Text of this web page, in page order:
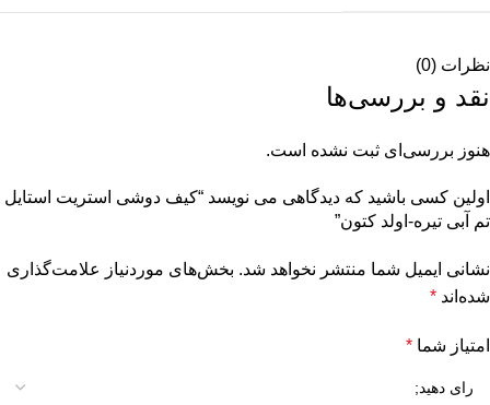
نظرات (0)
نقد و بررسی‌ها
هنوز بررسی‌ای ثبت نشده است.
اولین کسی باشید که دیدگاهی می نویسد “کیف دوشی استریت استایل
تم آبی تیره-اولد کتون”
نشانی ایمیل شما منتشر نخواهد شد. بخش‌های موردنیاز علامت‌گذاری
شده‌اند *
امتیاز شما *